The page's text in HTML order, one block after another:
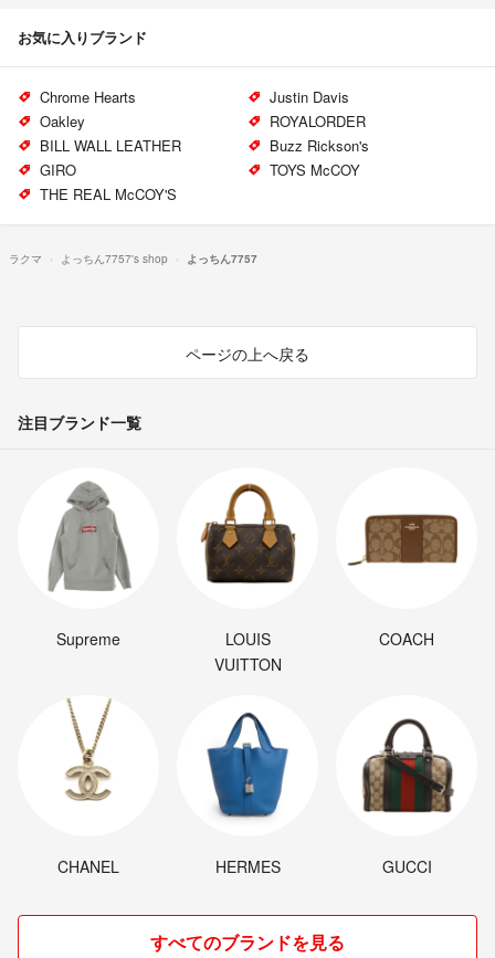
お気に入りブランド
Chrome Hearts
Justin Davis
Oakley
ROYALORDER
BILL WALL LEATHER
Buzz Rickson's
GIRO
TOYS McCOY
THE REAL McCOY'S
ラクマ よっちん7757's shop よっちん7757
ページの上へ戻る
注目ブランド一覧
Supreme
LOUIS
VUITTON
COACH
CHANEL HERMES GUCCI
すべてのブランドを見る